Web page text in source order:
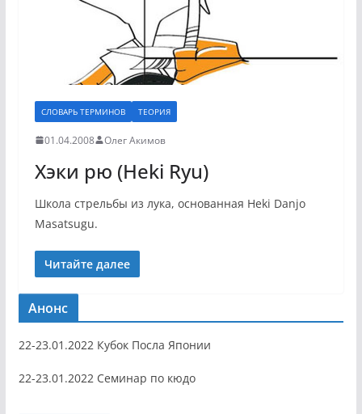
СЛОВАРЬ ТЕРМИНОВ ТЕОРИЯ
01.04.2008 Олег Акимов
Хэки рю (Heki Ryu)
Школа стрельбы из лука, основанная Heki Danjo
Masatsugu.
Читайте далее
Анонс
22-23.01.2022 Кубок Посла Японии
22-23.01.2022 Семинар по кюдо